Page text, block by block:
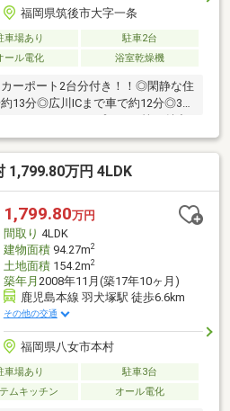
福岡県筑後市大字一条
車場あり
駐車2台
ール電化 浴室乾燥機
ーポート2台分付き！！◎閑静な住
13分◎広川ICまで車で約12分◎3帖
◎詳細はお気軽にお問合せくださ
1,799.80万円 4LDK
1,799.80万円
間取り 4LDK
建物面積94.27m2
土地面積154.2m2
築年月 2008年11月(築17年10ヶ月)
鹿児島本線 羽犬塚駅 徒歩6.6km
その他の交通
福岡県八女市本村
車場あり
駐車3台
ムキッチン オール電化